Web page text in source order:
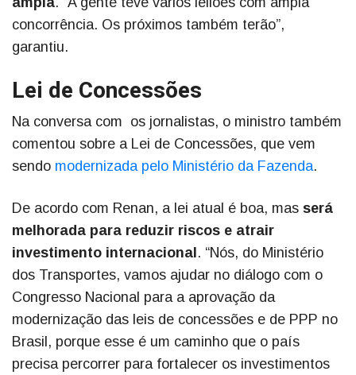
concorrência. Os próximos também terão”,
garantiu.
Lei de Concessões
Na conversa com os jornalistas, o ministro também
comentou sobre a Lei de Concessões, que vem
sendo modernizada pelo Ministério da Fazenda.
De acordo com Renan, a lei atual é boa, mas será
melhorada para reduzir riscos e atrair
investimento internacional. “Nós, do Ministério
dos Transportes, vamos ajudar no diálogo com o
Congresso Nacional para a aprovação da
modernização das leis de concessões e de PPP no
Brasil, porque esse é um caminho que o país
precisa percorrer para fortalecer os investimentos